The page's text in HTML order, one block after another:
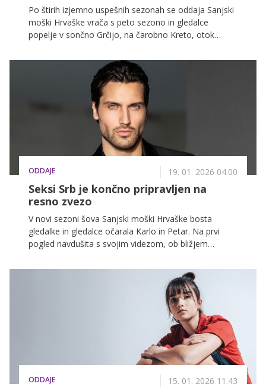
Po štirih izjemno uspešnih sezonah se oddaja Sanjski
moški Hrvaške vrača s peto sezono in gledalce
popelje v sončno Grčijo, na čarobno Kreto, otok
Obetajo se nove ljubezenske zgodbe, čustveni
preobrati in nepozabni zmenki, prva epizoda pa vas že
ODDAJE 19. 01. 2026 04.00
Seksi Srb je končno pripravljen na
resno zvezo
V novi sezoni šova Sanjski moški Hrvaške bosta
gledalke in gledalce očarala Karlo in Petar. Na prvi
pogled navdušita s svojim videzom, ob bližjem
značaj. Prvo epizodo, ki prihaja na VOYO 26. januarja,
ODDAJE 15. 01. 2026 11.43